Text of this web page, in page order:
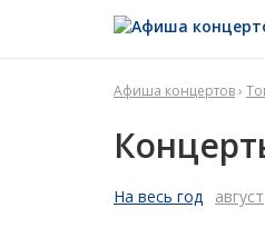
Афиша концертов›
На весь год август